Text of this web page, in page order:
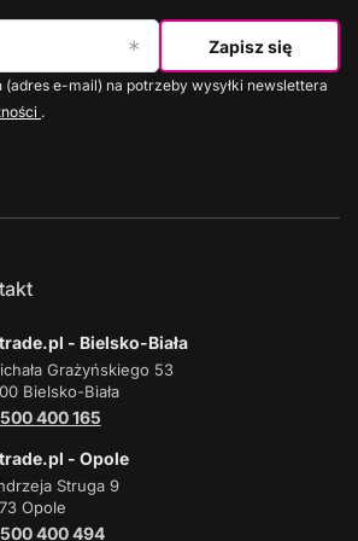
Zapisz się
e-mail) na potrzeby wysyłki newslettera
.
- Bielsko-Biała
Grażyńskiego 53
Bielsko-Biała
400 165
- Opole
Struga 9
Opole
400 494